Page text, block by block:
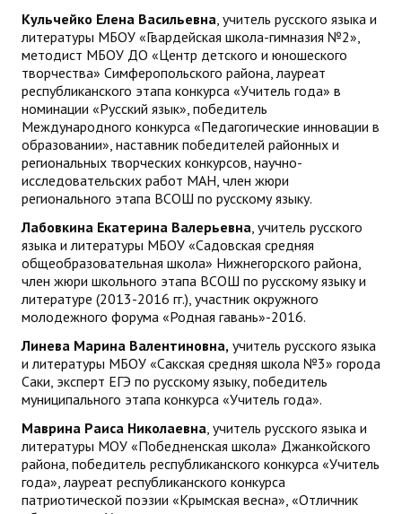
Кульчейко Елена Васильевна, учитель русского языка и
литературы МБОУ «Гвардейская школа-гимназия №2»,
методист МБОУ ДО «Центр детского и юношеского
творчества» Симферопольского района, лауреат
республиканского этапа конкурса «Учитель года» в
номинации «Русский язык», победитель
Международного конкурса «Педагогические инновации в
образовании», наставник победителей районных и
региональных творческих конкурсов, научно-
исследовательских работ МАН, член жюри
регионального этапа ВСОШ по русскому языку.
Лабовкина Екатерина Валерьевна, учитель русского
языка и литературы МБОУ «Садовская средняя
общеобразовательная школа» Нижнегорского района,
член жюри школьного этапа ВСОШ по русскому языку и
литературе (2013-2016 гг.), участник окружного
молодежного форума «Родная гавань»-2016.
Линева Марина Валентиновна, учитель русского языка
и литературы МБОУ «Сакская средняя школа №3» города
Саки, эксперт ЕГЭ по русскому языку, победитель
муниципального этапа конкурса «Учитель года».
Маврина Раиса Николаевна, учитель русского языка и
литературы МОУ «Победненская школа» Джанкойского
района, победитель республиканского конкурса «Учитель
года», лауреат республиканского конкурса
патриотической поэзии «Крымская весна», «Отличник